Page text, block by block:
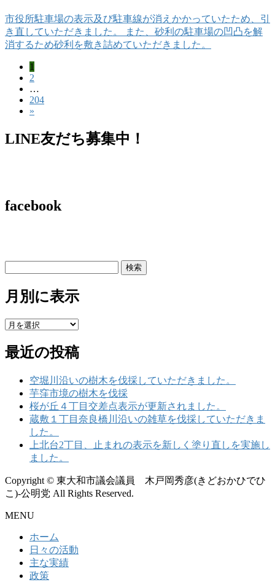
市役所駐車場の表示及び駐車線が消えかかっていたため、引
き直していただきました。 また、砂利の駐車場の凹凸を解
消するため砂利を敷き詰めていただきました。
ー
り
固
定
ペ
ー
ジ
1
固
定
ペ
ー
2
…
固
定
ー
204
»
LINE友だち募集中！
facebook
月別に表示
月
に
表
最近の投稿
空堀川沿いの樹木を伐採していただきました。
芋窪市境の樹木を伐採
桜が丘４丁目交差点表示が更新されました。
蔵敷１丁目奈良橋川沿いの雑草を伐採していただきま
した。
上北台2丁目、止まれの表示を新しく塗り直しを実施し
ました。
Copyright © 東大和市議会議員 木戸岡秀彦(きどおかひでひ
こ)-公明党 All Rights Reserved.
MENU
ホーム
日々の活動
主な実績
政策